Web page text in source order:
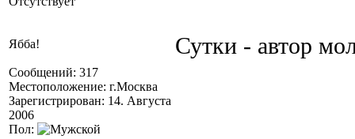
Ябба!
Сообщений: 317
Местоположение: г.Москва
Зарегистрирован: 14. Августа
2006
Пол:
Сутки - автор